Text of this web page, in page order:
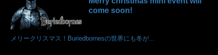
come soon!
メリークリスマス！Buriedbornesの世界にも冬が...